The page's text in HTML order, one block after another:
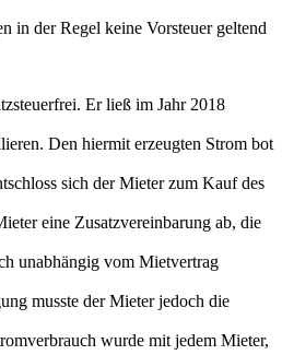
in der Regel keine Vorsteuer geltend
Er ließ im Jahr 2018
Den hiermit erzeugten Strom bot
sich der Mieter zum Kauf des
eine Zusatzvereinbarung ab, die
unabhängig vom Mietvertrag
musste der Mieter jedoch die
wurde mit jedem Mieter,